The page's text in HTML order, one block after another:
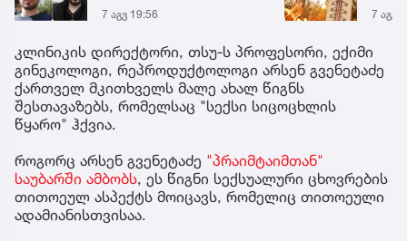
ჩანაწერიდან - გიგა
ავალიანის მკვლელობის
საქმე
7 აგვ 19:56 7 აგვ
კლინიკის დირექტორი, თსუ-ს პროფესორი, ექიმი
გინეკოლოგი, რეპროდუქტოლოგი არსენ გვენეტაძე
ქართველ მკითხველს მალე ახალ წიგნს
შესთავაზებს, რომელსაც "სექსი სიცოცხლის
წყარო" ჰქვია.
როგორც არსენ გვენეტაძე "პრაიმტაიმთან"
საუბარში ამბობს, ეს წიგნი სექსუალური ცხოვრების
თითოეულ ასპექტს მოიცავს, რომელიც თითოეული
ადამიანისთვისაა.